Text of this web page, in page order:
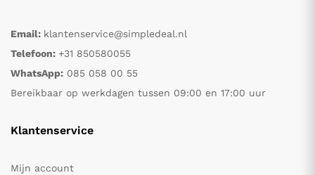
Email: klantenservice@simpledeal.nl
Telefoon: +31 850580055
WhatsApp: 085 058 00 55
Bereikbaar op werkdagen tussen 09:00 en 17:00 uur
Klantenservice
Mijn account